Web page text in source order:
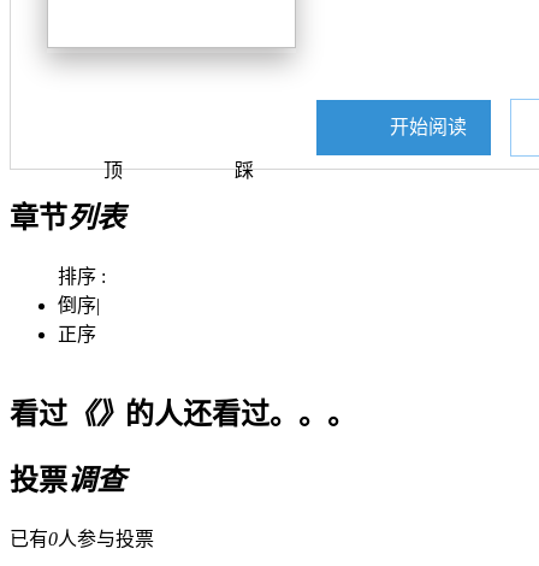
顶 踩
开始阅读
章节列表
排序 :
倒序|
正序
看过《》 的人还看过。。。
投票调查
已有0人参与投票